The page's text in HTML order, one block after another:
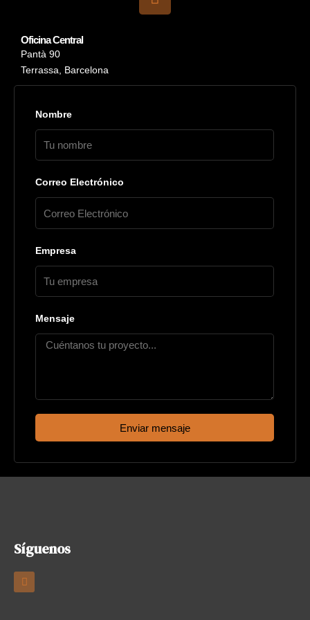
Oficina Central
Pantà 90
Terrassa, Barcelona
Nombre
Correo Electrónico
Empresa
Mensaje
Enviar mensaje
Síguenos